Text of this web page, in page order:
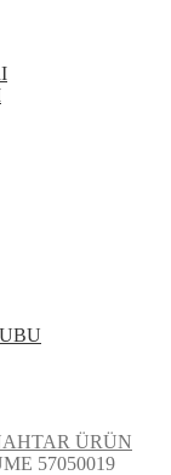
ÜRÜN
57050019